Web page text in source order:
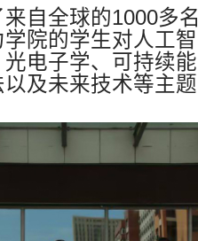
自全球的1000多
院的学生对人工
电子学、可持续
及未来技术等主